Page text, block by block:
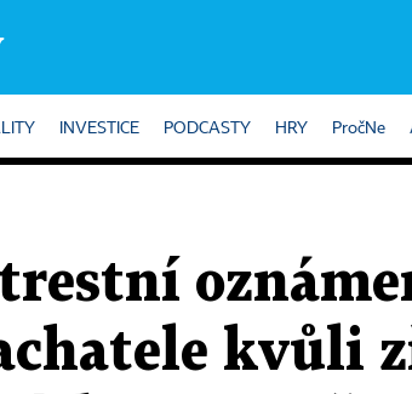
INVESTICE PODCASTY HRY PročNe
kvůli